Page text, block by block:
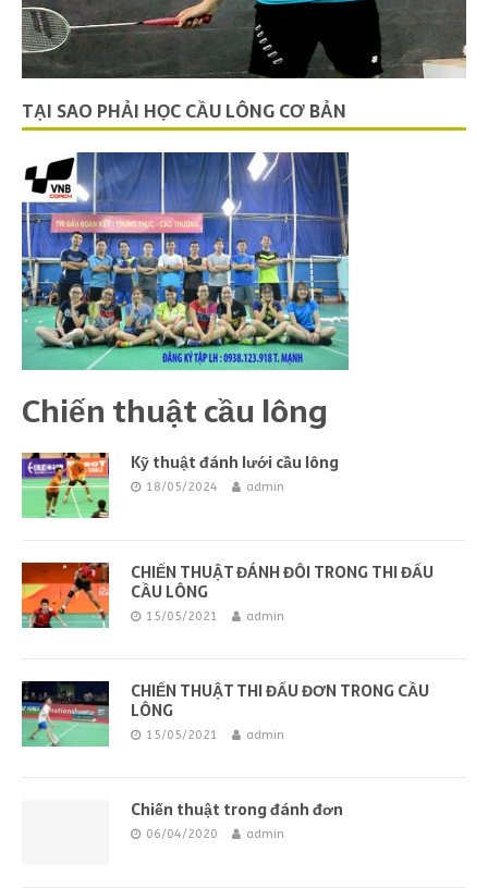
TẠI SAO PHẢI HỌC CẦU LÔNG CƠ BẢN
Chiến thuật cầu lông
Kỹ thuật đánh lưới cầu lông
18/05/2024 admin
CHIẾN THUẬT ĐÁNH ĐÔI TRONG THI ĐẤU
CẦU LÔNG
15/05/2021 admin
CHIẾN THUẬT THI ĐẤU ĐƠN TRONG CẦU
LÔNG
15/05/2021 admin
Chiến thuật trong đánh đơn
06/04/2020 admin